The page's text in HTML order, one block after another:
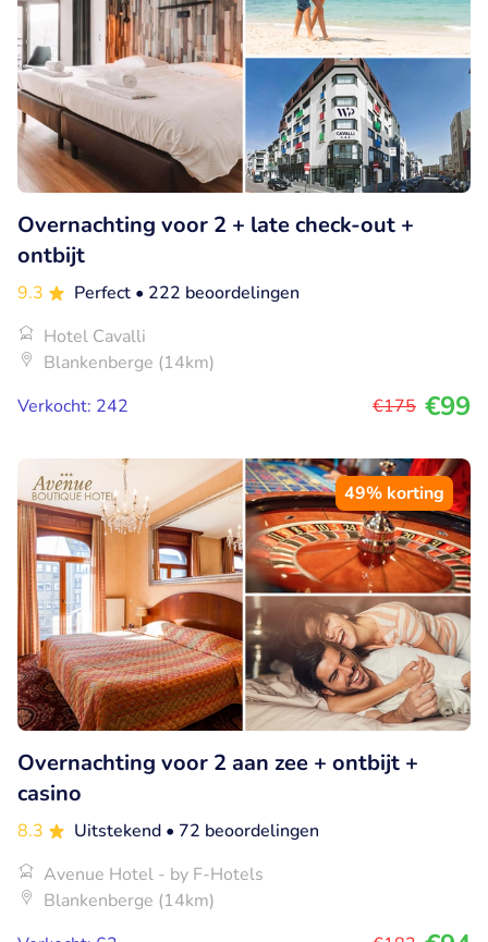
Overnachting voor 2 + late check-out +
ontbijt
9.3 Perfect • 222 beoordelingen
Hotel Cavalli
Blankenberge (14km)
Verkocht: 242
€175 €99
49% korting
Overnachting voor 2 aan zee + ontbijt +
casino
8.3 Uitstekend • 72 beoordelingen
Avenue Hotel - by F-Hotels
Blankenberge (14km)